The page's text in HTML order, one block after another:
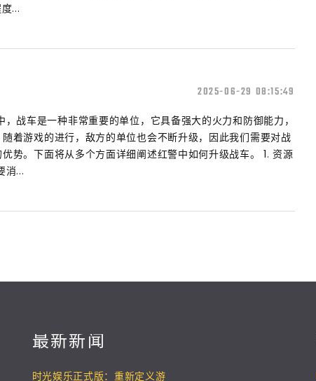
...
2025-06-29 08:15:49
战车是一种非常重要的单位，它具备强大的火力和防御能力，
着游戏的进行，敌方的单位也会不断升级，因此我们需要对战
势。下面将从多个方面详细阐述红警中如何升级战车。 1. 资源
消...
最新新闻
时光娱乐正式版：重新定义游